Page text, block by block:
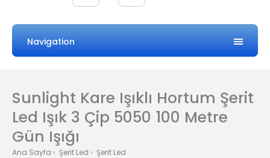
Navigation
Sunlight Kare Işıklı Hortum Şerit
Led Işık 3 Çip 5050 100 Metre
Gün Işığı
Ana Sayfa Şerit Led
Şerit Led